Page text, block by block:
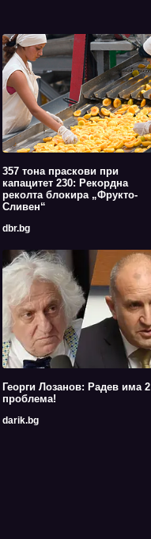
357 тона праскови при
капацитет 230: Рекордна
реколта блокира „Фрукто-
Сливен“
dbr.bg
Георги Лозанов: Радев има 2
проблема!
darik.bg